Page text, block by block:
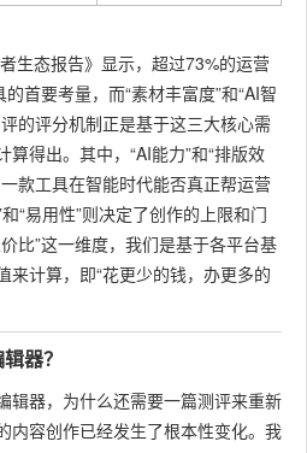
生态报告》显示，超过73%的运营
首要考量，而“素材丰富度”和“AI智
的评分机制正是基于这三大核心需
得出。其中，“AI能力”和“排版效
款工具在智能时代能否真正帮运营
“易用性”则决定了创作的上限和门
比”这一维度，我们是基于各平台基
来计算，即“花更少的钱，办更多的
器？
辑器，为什么还需要一篇测评来重新
内容创作已经发生了根本性变化。我